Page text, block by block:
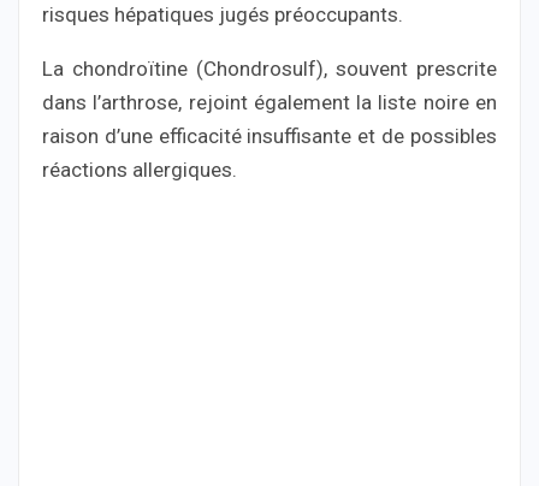
risques hépatiques jugés préoccupants.
La chondroïtine (Chondrosulf), souvent prescrite
dans l’arthrose, rejoint également la liste noire en
raison d’une efficacité insuffisante et de possibles
réactions allergiques.